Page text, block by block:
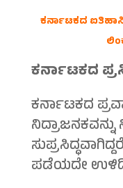
ಕರ್ನಾಟಕದ
ಕರ್ನಾಟಕದ
ಕರ್ನಾಟಕದ
ನಿದ್ರಾಜನಕವನ್ನು
ಪಡೆಯದೇ